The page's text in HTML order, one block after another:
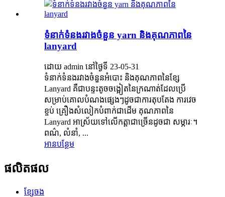
ទំនាក់ទំនងរវាងចំនួន yarn និងគុណភាពនៃ
lanyard
ដោយ admin នៅថ្ងៃទី 23-05-31
ទំនាក់ទំនងរវាងចំនួនអំបោះ និងគុណភាពនៃខ្សែ
Lanyard គឺជាបន្ទះតូចចង្អៀតនៃក្រណាត់ដែលប្រើ
សម្រាប់គោលបំណងផ្សេងៗដូចជាការតុបតែង ការវេច
ខ្ចប់ គ្រឿងសំលៀកបំពាក់ជាដើម គុណភាពនៃ
Lanyard អាស្រ័យទៅលើកត្តាជាច្រើនដូចជា សម្ភារៈ។
ពណ៌, លំនាំ, ...
អាន​បន្ថែម
ផលិតផល
ខ្សែចង